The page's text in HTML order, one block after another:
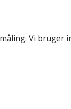
Vi bruger
i besked feltet,
Alle hængekøjer